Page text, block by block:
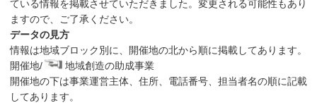
ている情報を掲載させていただきました。変更される可能性もあり
ますので、ご了承ください。
データの見方
情報は地域ブロック別に、開催地の北から順に掲載してあります。
開催地/
地域創造の助成事業
開催地の下は事業運営主体、住所、電話番号、担当者名の順に記載
してあります。